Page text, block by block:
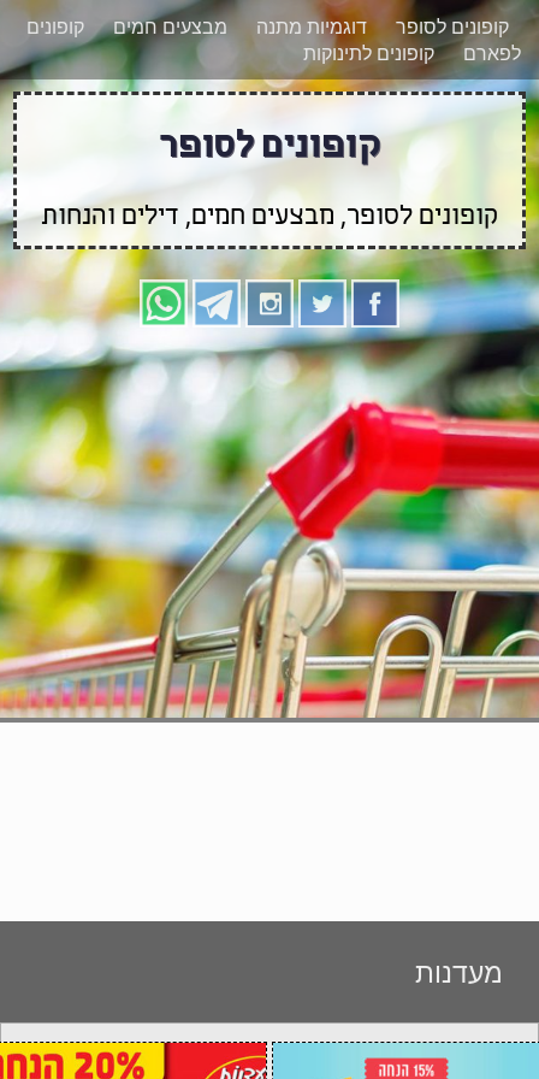
רוצים להישאר מעודכנים לגבי קופונים חדשים?
הצטרפו אלינו גם
בוואטסאפ
קופונים לסופר דוגמיות מתנה מבצעים חמים
קופונים
לפארם
קופונים לתינוקות
קופונים לסופר
קופונים לסופר, מבצעים חמים, דילים והנחות
מעדנות